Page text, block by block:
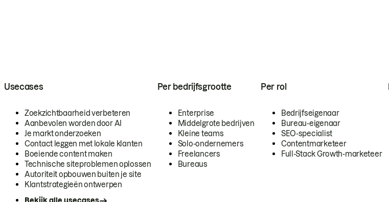
Usecases
Zoekzichtbaarheid verbeteren
Aanbevolen worden door AI
Je markt onderzoeken
Contact leggen met lokale klanten
Boeiende content maken
Technische siteproblemen oplossen
Autoriteit opbouwen buiten je site
Klantstrategieën ontwerpen
Per bedrijfsgrootte
Enterprise
Middelgrote bedrijven
Kleine teams
Solo-ondernemers
Freelancers
Bureaus
Per rol
Bedrijfseigenaar
Bureau-eigenaar
SEO-specialist
Contentmarketeer
Full-Stack Growth-marketeer